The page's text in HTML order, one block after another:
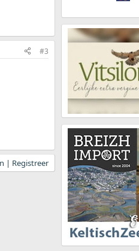
#3
| Registreer